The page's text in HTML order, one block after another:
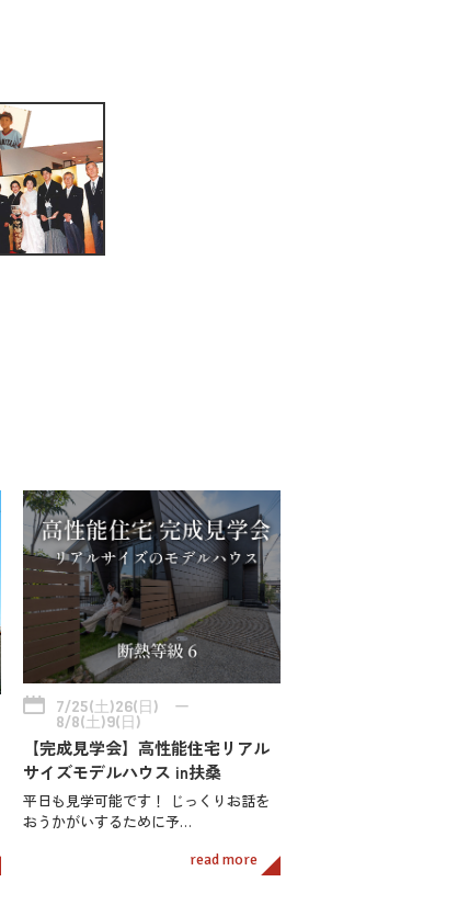
7/25(土)26(日) ー
8/8(土)9(日)
【完成見学会】高性能住宅リアル
サイズモデルハウス in扶桑
平日も見学可能です！ じっくりお話を
おうかがいするために予…
read more